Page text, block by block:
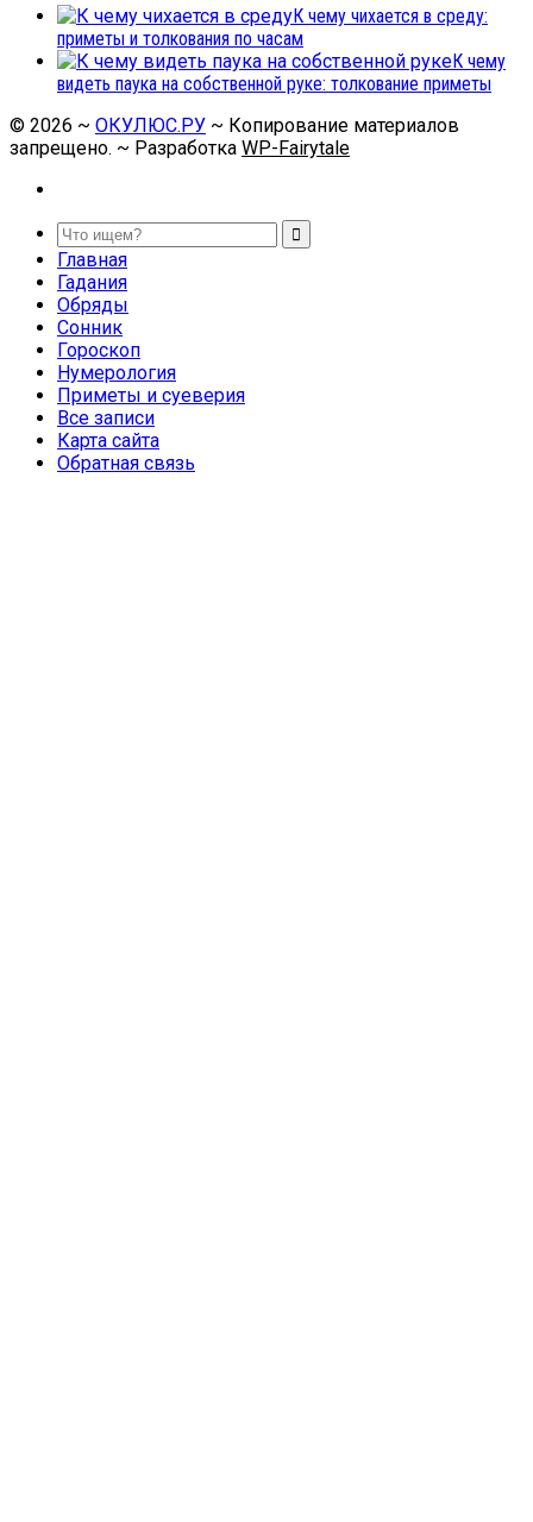
К чему чихается в среду:
приметы и толкования по часам
К чему
видеть паука на собственной руке: толкование приметы
© 2026 ~ ОКУЛЮС.РУ ~ Копирование материалов
запрещено. ~ Разработка WP-Fairytale
Главная
Гадания
Обряды
Сонник
Гороскоп
Нумерология
Приметы и суеверия
Все записи
Карта сайта
Обратная связь